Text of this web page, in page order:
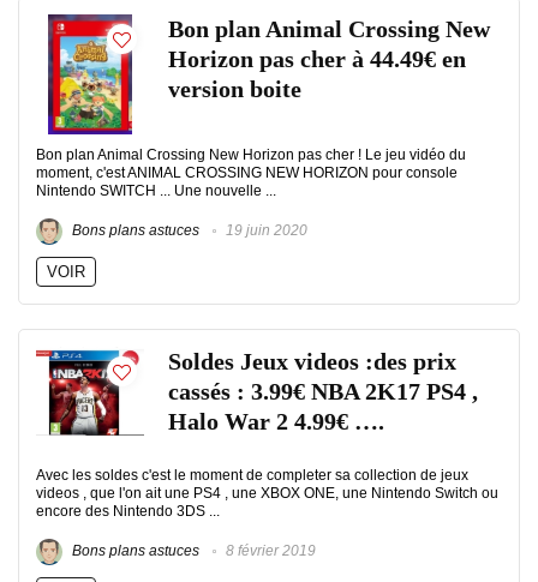
Bon plan Animal Crossing New
Horizon pas cher à 44.49€ en
version boite
Bon plan Animal Crossing New Horizon pas cher ! Le jeu vidéo du
moment, c'est ANIMAL CROSSING NEW HORIZON pour console
Nintendo SWITCH ... Une nouvelle ...
Bons plans astuces 19 juin 2020
VOIR
Soldes Jeux videos :des prix
cassés : 3.99€ NBA 2K17 PS4 ,
Halo War 2 4.99€ ….
Avec les soldes c'est le moment de completer sa collection de jeux
videos , que l'on ait une PS4 , une XBOX ONE, une Nintendo Switch ou
encore des Nintendo 3DS ...
Bons plans astuces 8 février 2019